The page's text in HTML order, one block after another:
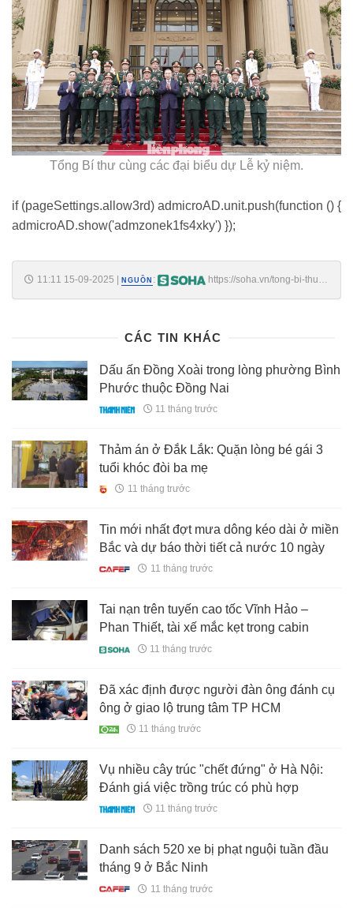
Tổng Bí thư cùng các đại biểu dự Lễ kỷ niệm.
if (pageSettings.allow3rd) admicroAD.unit.push(function () {
admicroAD.show('admzonek1fs4xky') });
11:11 15-09-2025 NGUỒN :
https://soha.vn/tong-bi-thu-
CÁC TIN KHÁC
Dấu ấn Đồng Xoài trong lòng phường Bình
Phước thuộc Đồng Nai
11 tháng trước
Thảm án ở Đắk Lắk: Quặn lòng bé gái 3
tuổi khóc đòi ba mẹ
11 tháng trước
Tin mới nhất đợt mưa dông kéo dài ở miền
Bắc và dự báo thời tiết cả nước 10 ngày
11 tháng trước
Tai nạn trên tuyến cao tốc Vĩnh Hảo –
Phan Thiết, tài xế mắc kẹt trong cabin
11 tháng trước
Đã xác định được người đàn ông đánh cụ
ông ở giao lộ trung tâm TP HCM
11 tháng trước
Vụ nhiều cây trúc "chết đứng" ở Hà Nội:
Đánh giá việc trồng trúc có phù hợp
11 tháng trước
Danh sách 520 xe bị phạt nguội tuần đầu
tháng 9 ở Bắc Ninh
11 tháng trước